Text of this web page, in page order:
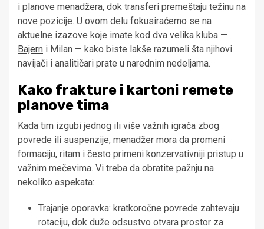
i planove menadžera, dok transferi premeštaju težinu na
nove pozicije. U ovom delu fokusiraćemo se na
aktuelne izazove koje imate kod dva velika kluba —
Bajern i Milan — kako biste lakše razumeli šta njihovi
navijači i analitičari prate u narednim nedeljama.
Kako frakture i kartoni remete
planove tima
Kada tim izgubi jednog ili više važnih igrača zbog
povrede ili suspenzije, menadžer mora da promeni
formaciju, ritam i često primeni konzervativniji pristup u
važnim mečevima. Vi treba da obratite pažnju na
nekoliko aspekata:
Trajanje oporavka: kratkoročne povrede zahtevaju
rotaciju, dok duže odsustvo otvara prostor za